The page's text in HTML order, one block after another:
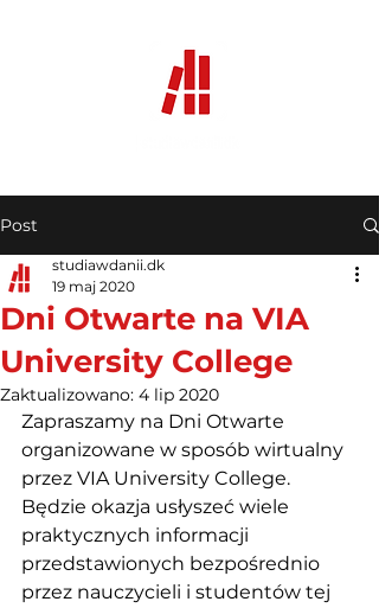
Post
Dni Otwarte na VIA
University College
studiawdanii.dk
19 maj 2020
Zaktualizowano: 4 lip 2020
Zapraszamy na Dni Otwarte
organizowane w sposób wirtualny
przez VIA University College.
Będzie okazja usłyszeć wiele
praktycznych informacji
przedstawionych bezpośrednio
przez nauczycieli i studentów tej